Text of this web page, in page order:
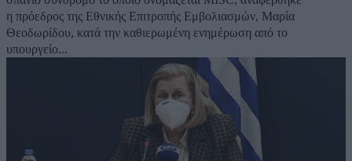
η πρόεδρος της Εθνικής Επιτροπής Εμβολιασμών, Μαρία
Θεοδωρίδου, κατά την καθιερωμένη ενημέρωση από το
υπουργείο...